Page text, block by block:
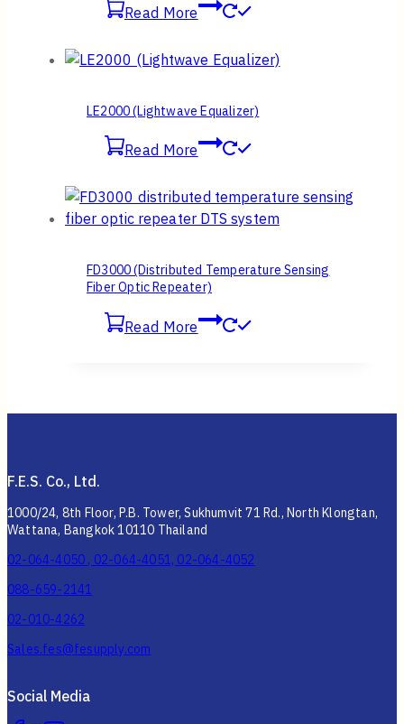
Read More
LE2000 (Lightwave Equalizer)
Read More
FD3000 (Distributed Temperature Sensing
Fiber Optic Repeater)
Read More
F.E.S. Co., Ltd.
1000/24, 8th Floor, P.B. Tower, Sukhumvit 71 Rd., North Klongtan,
Wattana, Bangkok 10110 Thailand
02-064-4050 , 02-064-4051, 02-064-4052
088-659-2141
02-010-4262
Sales.fes@fesupply.com
Social Media